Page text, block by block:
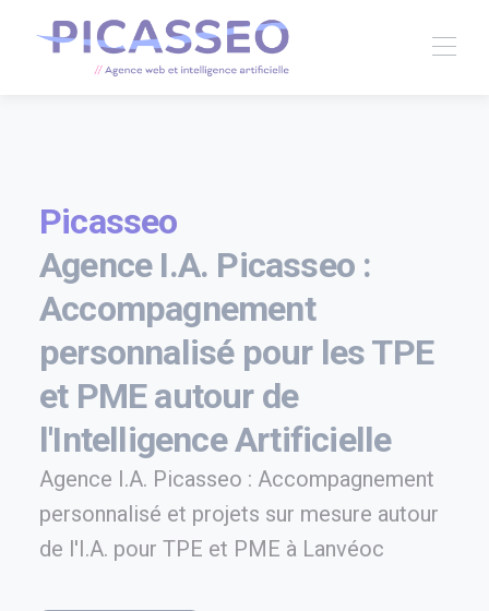
Picasseo
Agence I.A. Picasseo :
Accompagnement
personnalisé pour les TPE
et PME autour de
l'Intelligence Artificielle
Agence I.A. Picasseo : Accompagnement
personnalisé et projets sur mesure autour
de l'I.A. pour TPE et PME à Lanvéoc